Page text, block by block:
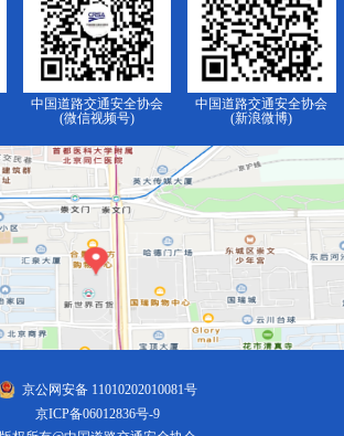
中国道路交通安全协会
(微信视频号)
中国道路交通安全协会
(新浪微博)
京公网安备 11010202010081号
京ICP备06012836号-9